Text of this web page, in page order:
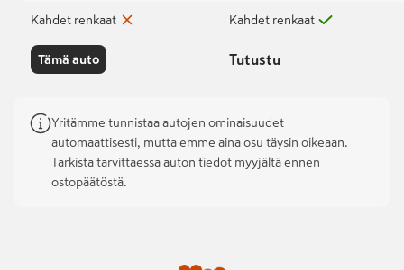
Kahdet renkaat
Tämä auto
Kahdet renkaat
Tutustu
Yritämme tunnistaa autojen ominaisuudet
automaattisesti, mutta emme aina osu täysin oikeaan.
Tarkista tarvittaessa auton tiedot myyjältä ennen
ostopäätöstä.